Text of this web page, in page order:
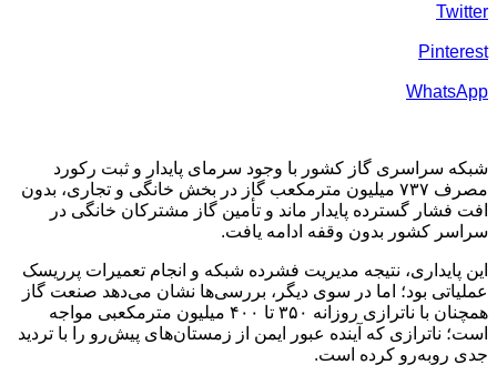
Twitter
Pinterest
WhatsApp
شبکه سراسری گاز کشور با وجود سرمای پایدار و ثبت رکورد
مصرف ۷۳۷ میلیون مترمکعب گاز در بخش خانگی و تجاری، بدون
افت فشار گسترده پایدار ماند و تأمین گاز مشترکان خانگی در
سراسر کشور بدون وقفه ادامه یافت.
این پایداری، نتیجه مدیریت فشرده شبکه و انجام تعمیرات پرریسک
عملیاتی بود؛ اما در سوی دیگر، بررسی‌ها نشان می‌دهد صنعت گاز
همچنان با ناترازی روزانه ۳۵۰ تا ۴۰۰ میلیون مترمکعبی مواجه
است؛ ناترازی‌ که آینده عبور ایمن از زمستان‌های پیش‌رو را با تردید
جدی روبه‌رو کرده است.